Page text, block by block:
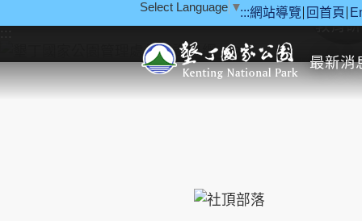
:::網站導覽 回首頁
Select Language ▼
最新消
::: 教育